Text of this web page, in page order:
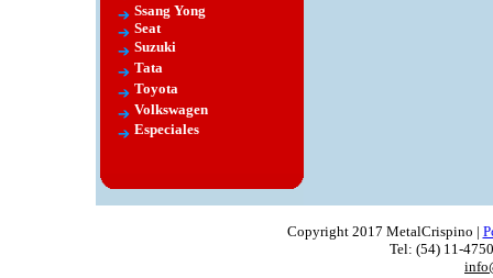
Ssang Yong
Seat
Suzuki
Tata
Toyota
Volkswagen
Especiales
Copyright 2017 MetalCrispino |
Tel: (54) 11-